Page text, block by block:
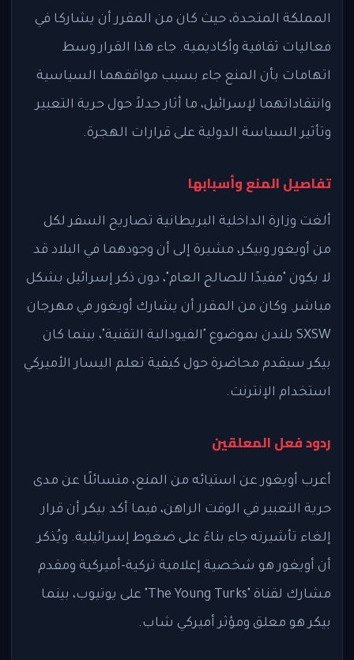
المملكة المتحدة، حيث كان من المقرر أن يشاركا في
فعاليات ثقافية وأكاديمية. جاء هذا القرار وسط
اتهامات بأن المنع جاء بسبب مواقفهما السياسية
وانتقاداتهما لإسرائيل، ما أثار جدلاً حول حرية التعبير
وتأثير السياسة الدولية على قرارات الهجرة.
تفاصيل المنع وأسبابها
ألغت وزارة الداخلية البريطانية تصاريح السفر لكل
من أويغور وبيكر، مشيرة إلى أن وجودهما في البلاد قد
لا يكون "مفيدًا للصالح العام"، دون ذكر إسرائيل بشكل
مباشر. وكان من المقرر أن يشارك أويغور في مهرجان
SXSW بلندن بموضوع "الفيودالية التقنية"، بينما كان
بيكر سيقدم محاضرة حول كيفية تعلم اليسار الأميركي
استخدام الإنترنت.
ردود فعل المعلقين
أعرب أويغور عن استيائه من المنع، متسائلًا عن مدى
حرية التعبير في الوقت الراهن، فيما أكد بيكر أن قرار
إلغاء تأشيرته جاء بناءً على ضغوط إسرائيلية. ويُذكر
أن أويغور هو شخصية إعلامية تركية-أميركية ومقدم
مشارك لقناة "The Young Turks" على يوتيوب، بينما
بيكر هو معلق ومؤثر أميركي شاب.